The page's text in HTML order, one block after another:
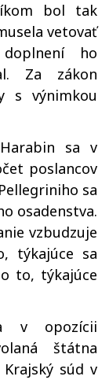
bol tak
vetovať
ho
Za zákon
s výnimkou
sa v
poslancov
sa
osadenstva.
vzbudzuje
týkajúce sa
to, týkajúce
v opozícii
štátna
súd v